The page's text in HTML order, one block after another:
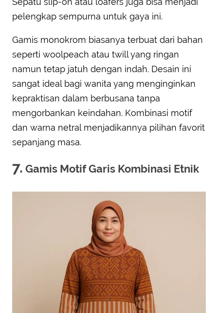
pelengkap sempurna untuk gaya ini.
Gamis monokrom biasanya terbuat dari bahan
seperti woolpeach atau twill yang ringan
namun tetap jatuh dengan indah. Desain ini
sangat ideal bagi wanita yang menginginkan
kepraktisan dalam berbusana tanpa
mengorbankan keindahan. Kombinasi motif
dan warna netral menjadikannya pilihan favorit
sepanjang masa.
7. Gamis Motif Garis Kombinasi Etnik